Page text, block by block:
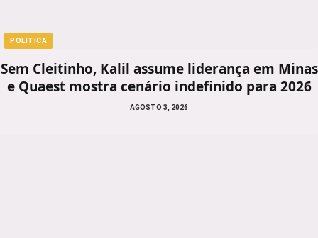
POLITICA
Sem Cleitinho, Kalil assume liderança em Minas
e Quaest mostra cenário indefinido para 2026
AGOSTO 3, 2026